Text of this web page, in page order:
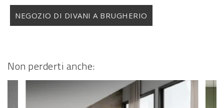
NEGOZIO DI DIVANI A BRUGHERIO
Non perderti anche: